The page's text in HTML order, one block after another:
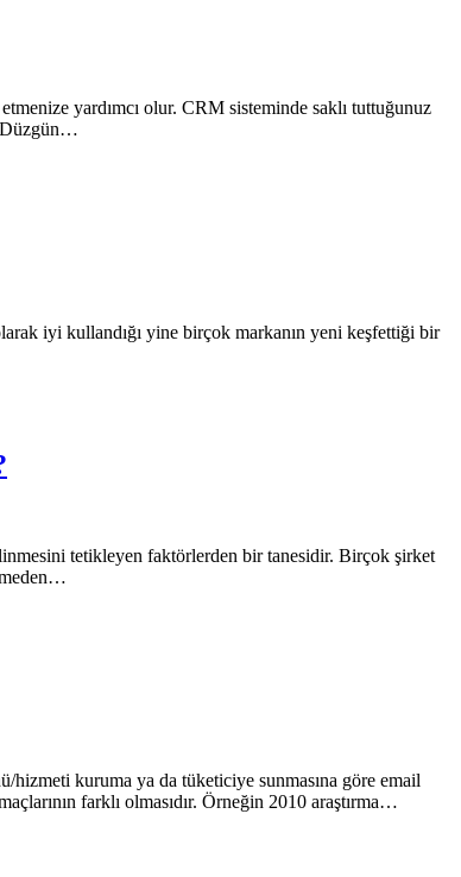
yardımcı olur. CRM sisteminde saklı tuttuğunuz
Düzgün…
iyi kullandığı yine birçok markanın yeni keşfettiği bir
tetikleyen faktörlerden bir tanesidir. Birçok şirket
kuruma ya da tüketiciye sunmasına göre email
farklı olmasıdır. Örneğin 2010 araştırma…